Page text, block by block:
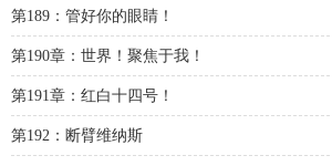
第189：管好你的眼睛！
第190章：世界！聚焦于我！
第191章：红白十四号！
第192：断臂维纳斯